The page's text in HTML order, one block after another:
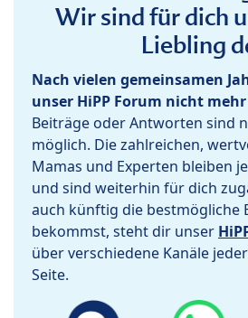
Wir sind für dich
Liebling
Nach vielen gemeinsamen
unser HiPP Forum nicht
Beiträge oder Antworten sind
möglich. Die zahlreichen,
Mamas und Experten bleiben
und sind weiterhin für dich
auch künftig die bestmögliche
bekommst, steht dir unser
über verschiedene Kanäle
Seite.